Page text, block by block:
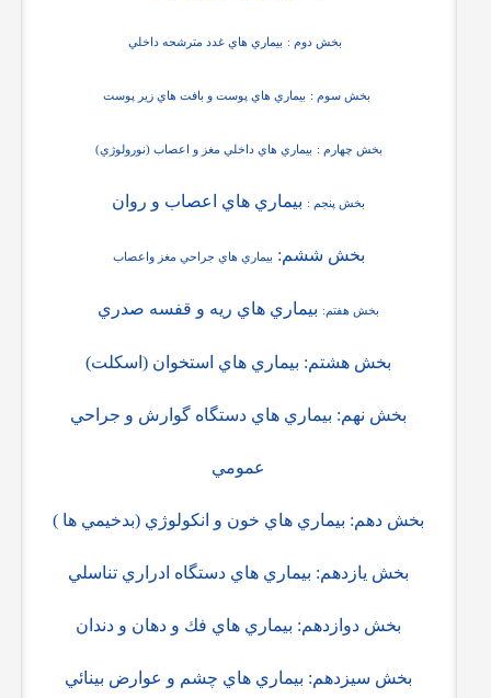
بخش دوم : بيماري هاي غدد مترشحه داخلي
بخش سوم : بيماري هاي پوست و بافت هاي زير پوست
بخش چهارم : بيماري هاي داخلي مغز و اعصاب (نورولوژي)
بخش پنجم : بيماري هاي اعصاب و روان
بخش ششم: بيماري هاي جراحي مغز واعصاب
بخش هفتم: بيماري هاي ريه و قفسه صدري
بخش هشتم: بيماري هاي استخوان (اسكلت)
بخش نهم: بيماري هاي دستگاه گوارش و جراحي
عمومي
بخش دهم: بيماري هاي خون و انكولوژي (بدخيمي ها (
بخش يازدهم: بيماري هاي دستگاه ادراري تناسلي
بخش دوازدهم: بيماري هاي فك و دهان و دندان
بخش سيزدهم: بيماري هاي چشم و عوارض بينائي